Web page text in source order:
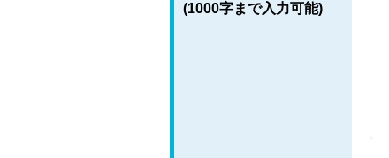
(1000字まで入力可能)